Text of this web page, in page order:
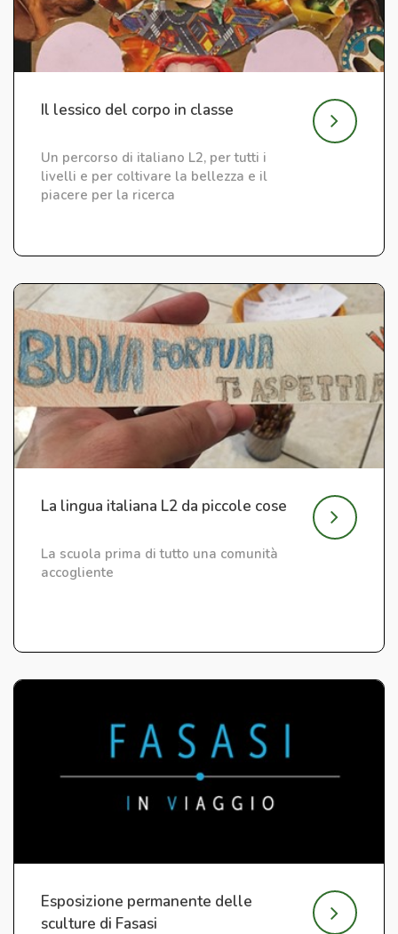
Il lessico del corpo in classe
Un percorso di italiano L2, per tutti i
livelli e per coltivare la bellezza e il
piacere per la ricerca
La lingua italiana L2 da piccole cose
La scuola prima di tutto una comunità
accogliente
Esposizione permanente delle
sculture di Fasasi